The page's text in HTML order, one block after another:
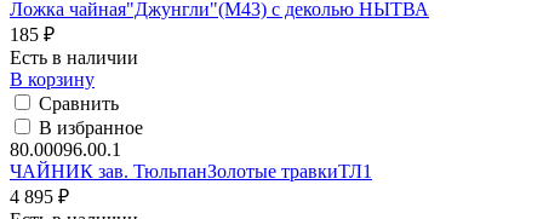
Ложка чайная"Джунгли"(М43) с деколью НЫТВА
185 ₽
Есть в наличии
В корзину
Сравнить
В избранное
80.00096.00.1
ЧАЙНИК зав. ТюльпанЗолотые травкиТЛ1
4 895 ₽